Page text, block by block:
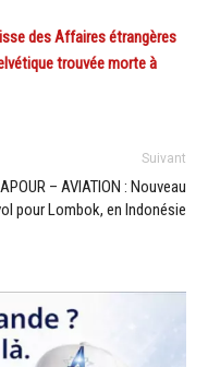
des Affaires étrangères
trouvée morte à
Suivant
– AVIATION : Nouveau
pour Lombok, en Indonésie